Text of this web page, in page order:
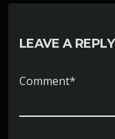
LEAVE A REPLY
Comment*